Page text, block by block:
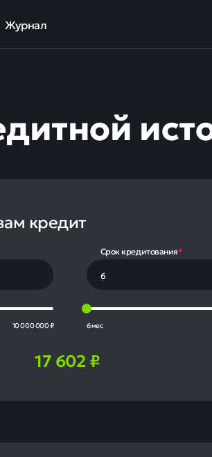
для бизнеса
авто
Журнал
кредит
10 000 000 ₽
Срок кредитования*
6 мес
17 602₽